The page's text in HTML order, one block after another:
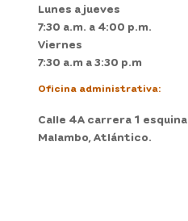
Lunes a jueves
7:30 a.m. a 4:00 p.m.
Viernes
7:30 a.m a 3:30 p.m
Oficina administrativa:
Calle 4A carrera 1 esquina
Malambo, Atlántico.